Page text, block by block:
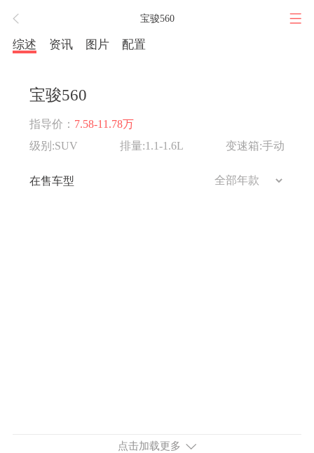
宝骏560
综述 资讯 图片 配置
宝骏560
指导价： 7.58-11.78万
级别:SUV
排量:1.1-1.6L 变速箱:手动
在售车型
点击加载更多